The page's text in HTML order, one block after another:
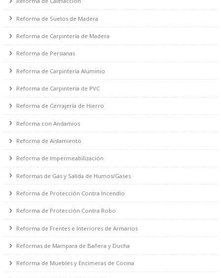
Reforma de Fontanería
Reforma de Suelos de Madera
Reforma de Carpintería de Madera
Reforma de Persianas
Reforma de Carpintería Aluminio
Reforma de Carpintería de PVC
Reforma de Cerrajería de Hierro
Reforma de Aislamiento
Reforma de Impermeabilización
Reformas de Gas y Salida de Humos/Gases
Reforma de Protección Contra Incendio
Reforma de Protección Contra Robo